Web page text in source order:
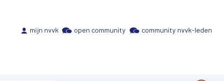
mijn nvvk open community community nvvk-leden